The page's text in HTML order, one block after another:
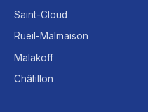
Saint-Cloud
Rueil-Malmaison
Malakoff
Châtillon